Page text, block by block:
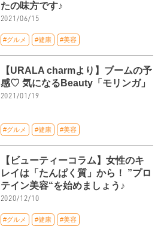
たの味方です♪
2021/06/15
#グルメ #健康 #美容
【URALA charmより】ブームの予
感♡ 気になるBeauty「モリンガ」
2021/01/19
#グルメ #健康 #美容
【ビューティーコラム】女性のキ
レイは「たんぱく質」から！ ”プロ
テイン美容“を始めましょう♪
2020/12/10
#グルメ #健康 #美容